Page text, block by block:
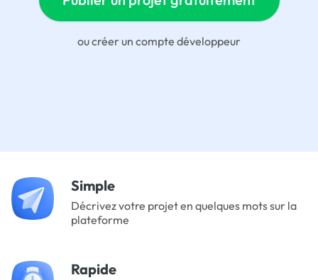
oucréer un compte développeur
Simple
Décrivez votre projet en quelques mots sur la
plateforme
Rapide